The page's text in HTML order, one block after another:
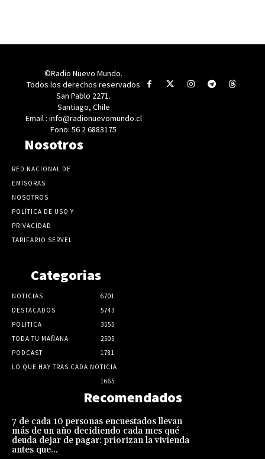
©Radio Nuevo Mundo.
Todos los derechos reservados
San Pablo 2271.
Santiago, Chile
Email : info@radionuevomundo.cl
Fono: 56 2 6883175
Nosotros
RED NACIONAL DE
EMISORAS
NOSOTROS
POLÍTICA DE USO Y
PRIVACIDAD
TARIFARIO SERVEL
Categorias
NOTICIAS
6701
DESTACADOS
5743
POLITICA
3555
TODA TU MAÑANA
2505
PODCAST
1781
LO QUE HAY TRAS CADA NOTICIA
1665
Recomendados
7 de cada 10 personas encuestados llevan
más de un año decidiendo cada mes qué
deuda dejar de pagar: priorizan la vivienda
antes que...